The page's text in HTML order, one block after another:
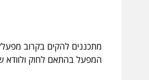
מתכננים להקים בקרוב
המפעל בהתאם לחוק ולוודא